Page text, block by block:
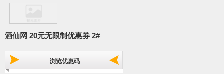
酒仙网 20元无限制优惠券 2#
浏览优惠码